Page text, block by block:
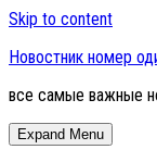
Skip to content
Новостник номер
все самые важные
Expand Menu